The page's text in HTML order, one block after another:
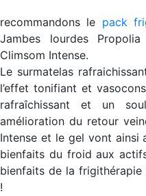
recommandons le pack
Jambes lourdes
Climsom Intense.
Le surmatelas
l’effet tonifiant et
rafraîchissant et un
amélioration du retour
Intense et le gel vont ainsi
bienfaits du froid aux
bienfaits de la
!